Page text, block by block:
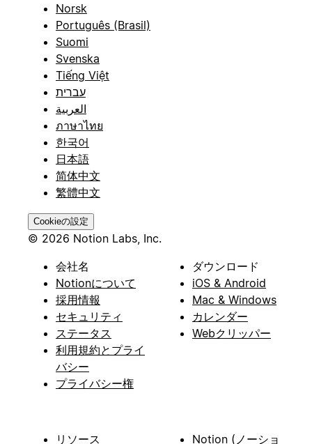
Norsk
Português (Brasil)
Suomi
Svenska
Tiếng Việt
עברית
العربية
ภาษาไทย
한국어
日本語
简体中文
繁體中文
Cookieの設定
© 2026 Notion Labs, Inc.
会社名
Notionについて
採用情報
セキュリティ
ステータス
利用規約とプライ
バシー
プライバシー権
ダウンロード
iOS & Android
Mac & Windows
カレンダー
Webクリッパー
リソース Notion (ノーショ